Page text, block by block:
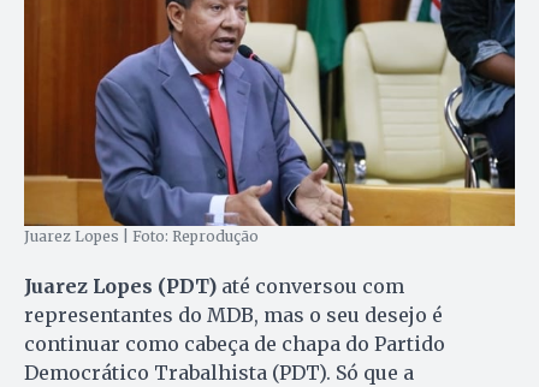
Juarez Lopes | Foto: Reprodução
Juarez Lopes (PDT) até conversou com
representantes do MDB, mas o seu desejo é
continuar como cabeça de chapa do Partido
Democrático Trabalhista (PDT). Só que a